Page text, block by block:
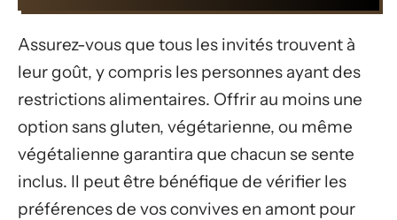
Assurez-vous que tous les invités trouvent à
leur goût, y compris les personnes ayant des
restrictions alimentaires. Offrir au moins une
option sans gluten, végétarienne, ou même
végétalienne garantira que chacun se sente
inclus. Il peut être bénéfique de vérifier les
préférences de vos convives en amont pour